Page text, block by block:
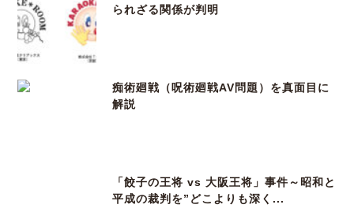
られざる関係が判明
痴術廻戦（呪術廻戦AV問題）を真面目に
解説
「餃子の王将 vs 大阪王将」事件～昭和と
平成の裁判を”どこよりも深く...